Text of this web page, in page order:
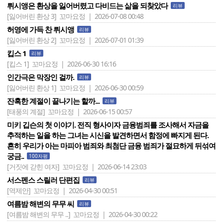
뤼시앵은 환상을 잃어버렸고 다비드는 삶을 되찾았다 리뷰
[잃어버린 환상 3] 꼬마요정 | 2026-07-08 00:48
허영에 가득 찬 뤼시앵 리뷰
[잃어버린 환상 2] 꼬마요정 | 2026-07-01 01:39
킵스 1 리뷰
[킵스 1] 꼬마요정 | 2026-06-30 16:16
인간극은 막장인 걸까. 리뷰
[잃어버린 환상 1] 꼬마요정 | 2026-06-30 00:59
잔혹한 계절이 끝나기는 할까... 리뷰
[태풍의 계절] 꼬마요정 | 2026-06-15 00:57
미키 깁슨의 첫 이야기. 전직 형사이자 금융범죄를 조사해서 자금을
추적하는 일을 하는 그녀는 시신을 발견하면서 함정에 빠지게 된다.
흔히 우리가 아는 마피아 범죄와 최첨단 금융 범죄가 절묘하게 뒤섞여
궁금..
100자평
[거짓에 갇힌 여자] 꼬마요정 | 2026-06-14 23:03
서스펜스 스릴러 단편집 리뷰
[역제안] 꼬마요정 | 2026-04-30 00:51
여름밤 해변의 무무 씨 리뷰
[여름밤 해변의 무무 ..] 꼬마요정 | 2026-04-30 00:22